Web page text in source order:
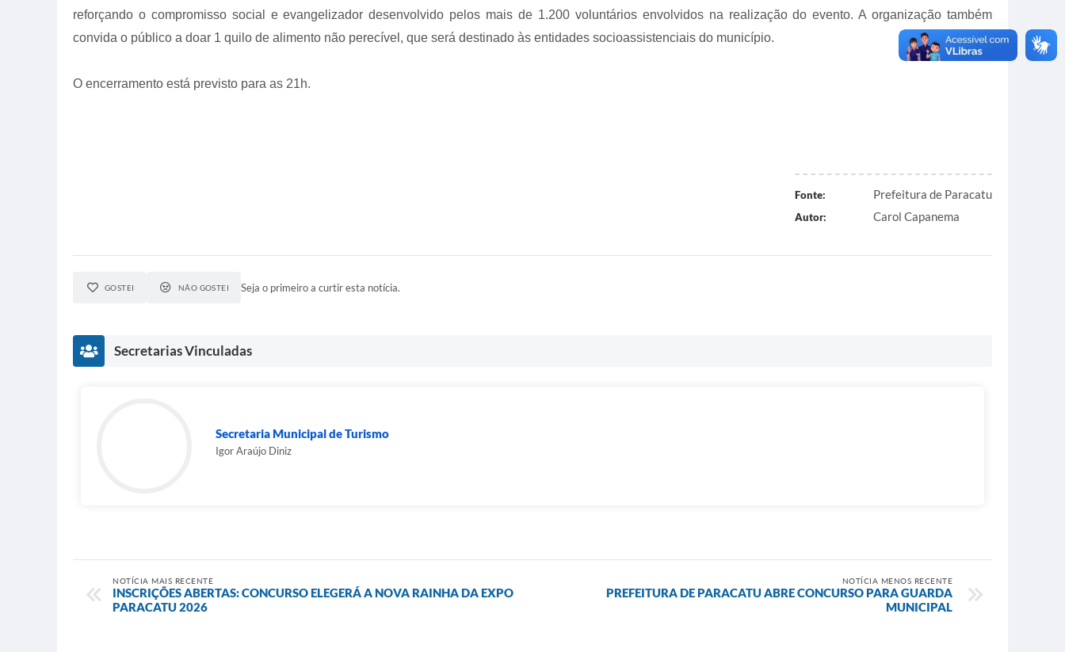
reforçando o compromisso social e evangelizador desenvolvido pelos mais de 1.200 voluntários envolvidos na realização do evento. A organização também
convida o público a doar 1 quilo de alimento não perecível, que será destinado às entidades socioassistenciais do município.
O encerramento está previsto para as 21h.
Fonte: Prefeitura de Paracatu
Autor: Carol Capanema
GOSTEI NÃO GOSTEI Seja o primeiro a curtir esta notícia.
Secretarias Vinculadas
Secretaria Municipal de Turismo
Igor Araújo Diniz
NOTÍCIA MAIS RECENTE
INSCRIÇÕES ABERTAS: CONCURSO ELEGERÁ A NOVA RAINHA DA EXPO
PARACATU 2026
NOTÍCIA MENOS RECENTE
PREFEITURA DE PARACATU ABRE CONCURSO PARA GUARDA
MUNICIPAL